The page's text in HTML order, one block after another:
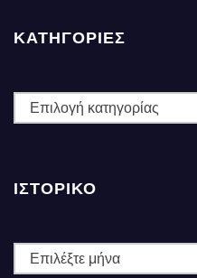
ΚΑΤΗΓΟΡΙΕΣ
ΚΑΤΗΓΟΡΙΕΣ
ΙΣΤΟΡΙΚΌ
Ιστορικό